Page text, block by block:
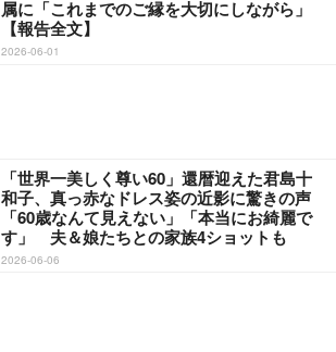
属に「これまでのご縁を大切にしながら」
【報告全文】
2026-06-01
「世界一美しく尊い60」還暦迎えた君島十
和子、真っ赤なドレス姿の近影に驚きの声
「60歳なんて見えない」「本当にお綺麗で
す」 夫＆娘たちとの家族4ショットも
2026-06-06